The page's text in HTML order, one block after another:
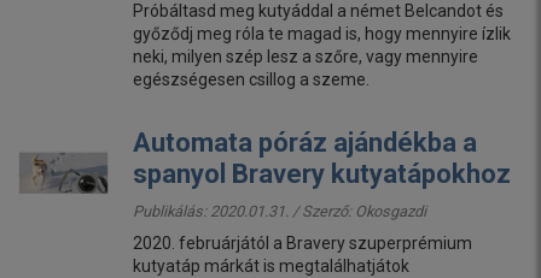
Próbáltasd meg kutyáddal a német Belcandot és
győződj meg róla te magad is, hogy mennyire ízlik
neki, milyen szép lesz a szőre, vagy mennyire
egészségesen csillog a szeme.
Automata póráz ajándékba a
spanyol Bravery kutyatápokhoz
Publikálás: 2020.01.31. / Szerző: Okosgazdi
2020. februárjától a Bravery szuperprémium
kutyatáp márkát is megtalálhatjátok